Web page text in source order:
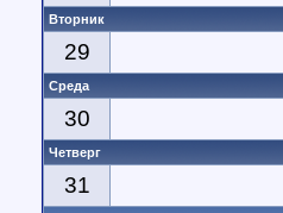
Вторник
29
Среда
30
Четверг
31